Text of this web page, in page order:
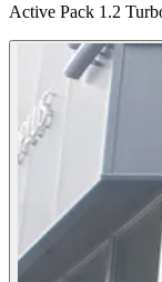
Active Pack 1.2